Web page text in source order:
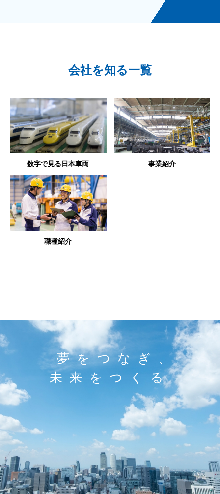
会社を知る一覧
数字で見る日本車両 事業紹介
職種紹介
夢をつなぎ、
未来をつくる